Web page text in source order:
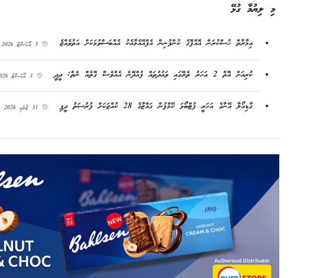
މި ލިޔުމާ ގުޅޭ
އިމާރާތް ހުސްކުރަން އޮއްޕޮގެ ކުންފުނިން އެފްއޭއެމާއެކު އެއްބަސްވުމަކަށް އަތުވެއްޖެ 5 އޯގަސްޓު 2026 - 17:26
ކުރިއަށް އޮތް 2 އަހަރު ތެރޭގައި ވައުދުތައް ފުއްދޭނެ އެއްވެސް ގޮތެއް ނެތް: ދީދީ
ގާޑިއޯލާ އޭނާގެ އަހަރީ ފުޓްބޯޅަ ކޭމްޕުން ގައްޒާގެ 28 ކުއްޖަކަށް ފުރުސަތު ދީފި